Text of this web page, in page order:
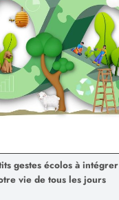
gestes écolos à
vie de tous les jours